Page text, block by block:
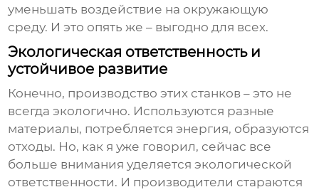
уменьшать воздействие на окружающую
среду. И это опять же – выгодно для всех.
Экологическая ответственность и
устойчивое развитие
Конечно, производство этих станков – это не
всегда экологично. Используются разные
материалы, потребляется энергия, образуются
отходы. Но, как я уже говорил, сейчас все
больше внимания уделяется экологической
ответственности. И производители стараются